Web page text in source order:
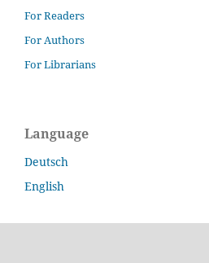
For Readers
For Authors
For Librarians
Language
Deutsch
English